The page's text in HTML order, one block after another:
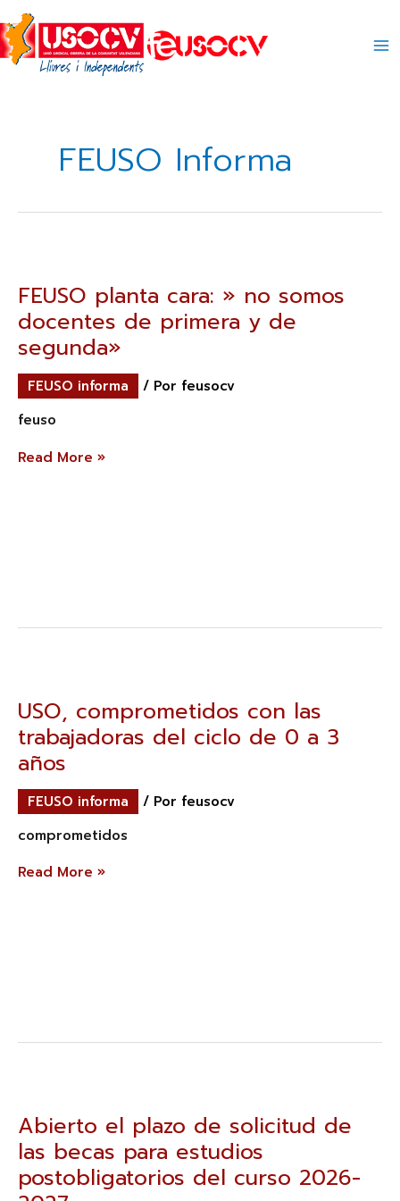
al
contenido
FEUSO Informa
FEUSO planta cara: » no somos
docentes de primera y de
segunda»
FEUSO informa / Por feusocv
feuso
cara:
»
no
docentes
de
primera
de
Read More »
USO, comprometidos con las
trabajadoras del ciclo de 0 a 3
años
FEUSO informa / Por feusocv
comprometidos
con
las
trabajadoras
del
ciclo
de
3
Read More »
Abierto el plazo de solicitud de
las becas para estudios
postobligatorios del curso 2026-
plazo
de
solicitud
las